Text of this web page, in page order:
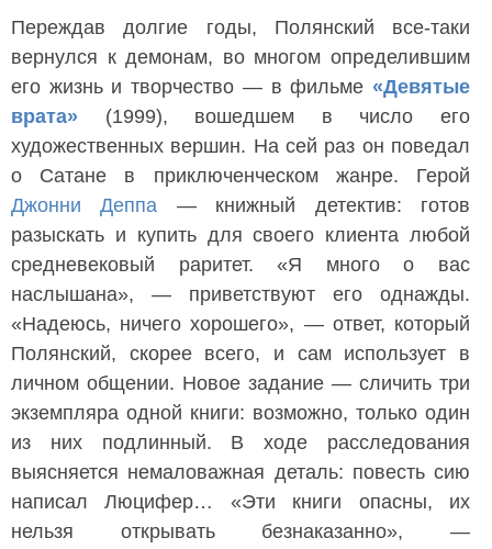
Переждав долгие годы, Полянский все-таки
вернулся к демонам, во многом определившим
его жизнь и творчество — в фильме «Девятые
врата» (1999), вошедшем в число его
художественных вершин. На сей раз он поведал
о Сатане в приключенческом жанре. Герой
Джонни Деппа — книжный детектив: готов
разыскать и купить для своего клиента любой
средневековый раритет. «Я много о вас
наслышана», — приветствуют его однажды.
«Надеюсь, ничего хорошего», — ответ, который
Полянский, скорее всего, и сам использует в
личном общении. Новое задание — сличить три
экземпляра одной книги: возможно, только один
из них подлинный. В ходе расследования
выясняется немаловажная деталь: повесть сию
написал Люцифер… «Эти книги опасны, их
нельзя открывать безнаказанно», —